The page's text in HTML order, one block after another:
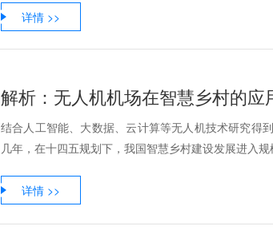
详情 >>
解析：无人机机场在智慧乡村的应
结合人工智能、大数据、云计算等无人机技术研究得
几年，在十四五规划下，我国智慧乡村建设发展进入
详情 >>